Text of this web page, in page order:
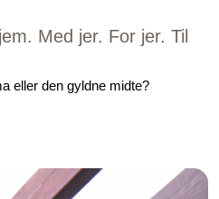
Med jer. For jer. Til
eller den gyldne midte?